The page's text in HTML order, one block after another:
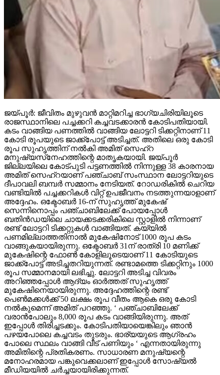
ജയ്പൂര്‍: ജീവിതം മുഴുവന്‍ മാറ്റിമറിച്ച ഭാഗ്യചിരിയിലൂടെ
രാജസ്ഥാനിലെ പച്ചക്കറി കച്ചവടക്കാരന്‍ കോടിപതിയായി.
കടം വാങ്ങിയ പണത്തില്‍ വാങ്ങിയ ലോട്ടറി ടിക്കറ്റിനാണ് 11
കോടി രൂപയുടെ ജാക്ക്‌പോട്ട് അടിച്ചത്. അതിലെ ഒരു കോടി
രൂപ സുഹൃത്തിന് നല്‍കി അമിത് സെഹ്‌റ
മനുഷ്യസ്‌നേഹത്തിന്റെ മാതൃകയായി. ജയ്പൂര്‍
ജില്ലയിലെ കോട്പുടി പട്ടണത്തില്‍ നിന്നുള്ള 38 കാരനായ
അമിത് സെഹ്‌റയാണ് പഞ്ചാബ് സംസ്ഥാന ലോട്ടറിയുടെ
ദീപാവലി ബമ്പര്‍ സമ്മാനം നേടിയത്. റോഡരികില്‍ ചെറിയ
വണ്ടിയില്‍ പച്ചക്കറികള്‍ വിറ്റ് ഉപജീവനം നടത്തുന്നയാളാണ്
അദ്ദേഹം. ഒക്ടോബര്‍ 16-ന് സുഹൃത്ത് മുകേഷ്
സെന്നിനൊപ്പം പഞ്ചാബിലേക്ക് പോയപ്പോള്‍
ബതിന്‍ഡയിലെ ചായക്കടക്കരികിലെ സ്റ്റാളില്‍ നിന്നാണ്
രണ്ട് ലോട്ടറി ടിക്കറ്റുകള്‍ വാങ്ങിയത്. കയ്യില്‍
പണമില്ലാത്തതിനാല്‍ മുകേഷിനോട് 1000 രൂപ കടം
വാങ്ങുകയായിരുന്നു. ഒക്ടോബര്‍ 31ന് രാത്രി 10 മണിക്ക്
മുകേഷിന്റെ ഫോണ്‍ കോളിലൂടെയാണ് 11 കോടിയുടെ
ജാക്ക്‌പോട്ട് അടിച്ചതറിയുന്നത്. രണ്ടാമത്തെ ടിക്കറ്റിനും 1000
രൂപ സമ്മാനമായി ലഭിച്ചു. ലോട്ടറി അടിച്ച വിവരം
അറിഞ്ഞപ്പോള്‍ ആദ്യം ഓര്‍ത്തത് സുഹൃത്ത്
മുകേഷിനെയായിരുന്നു. അദ്ദേഹത്തിന്റെ രണ്ട്
പെണ്‍മക്കള്‍ക്ക് 50 ലക്ഷം രൂപ വീതം ആകെ ഒരു കോടി
നല്‍കുമെന്ന് അമിത് പറഞ്ഞു. ‘ പഞ്ചാബിലേക്ക്
വരാന്‍പോലും 8,000 രൂപ കടം വാങ്ങിയിരുന്നു. അത്
ഇപ്പോള്‍ തിരിച്ചടക്കും. കോടിപതിയായെങ്കിലും ഞാന്‍
പഴയപോലെ കച്ചവടം തുടരും. ഭാര്യയുടെ ആഗ്രഹം
പോലെ സ്ഥലം വാങ്ങി വീട് പണിയും ‘ എന്നതായിരുന്നു
അമിതിന്റെ പ്രതികരണം. സാധാരണ മനുഷ്യന്റെ
മനോഹരമായ പങ്കുവെക്കലാണ് ഇപ്പോള്‍ സോഷ്യല്‍
മീഡിയയില്‍ ചര്‍ച്ചയായിരിക്കുന്നത്.